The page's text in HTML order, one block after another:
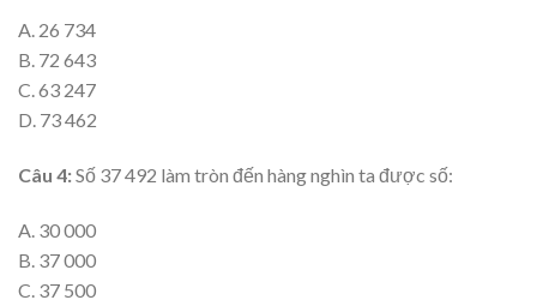
A. 26 734
B. 72 643
C. 63 247
D. 73 462
Câu 4:Số 37 492 làm tròn đến hàng nghìn ta được số:
A. 30 000
B. 37 000
C. 37 500